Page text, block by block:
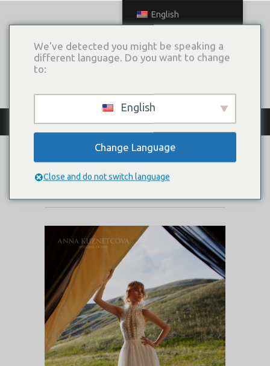
КАТАЛОГ ПЛАТЬЕВ
ARIN
English
We've detected you might be speaking a
different language. Do you want to change
to:
English
Change Language
Close and do not switch language